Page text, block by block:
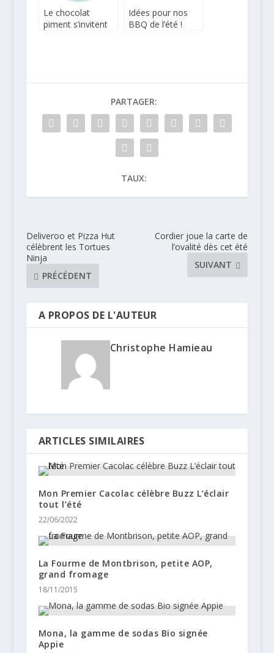
Le chocolat
piment s’invitent
Idées pour nos
BBQ de l’été !
PARTAGER:
TAUX:
Deliveroo et Pizza Hut
célèbrent les Tortues
Ninja
PRÉCÉDENT
Cordier joue la carte de
l’ovalité dès cet été
SUIVANT
A PROPOS DE L'AUTEUR
Christophe Hamieau
ARTICLES SIMILAIRES
Mon Premier Cacolac célèbre Buzz L’éclair
tout l’été
22/06/2022
La Fourme de Montbrison, petite AOP,
grand fromage
18/11/2015
Mona, la gamme de sodas Bio signée
Appie